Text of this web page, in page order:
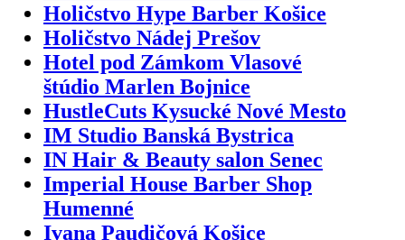
Holičstvo Hype Barber Košice
Holičstvo Nádej Prešov
Hotel pod Zámkom Vlasové
štúdio Marlen Bojnice
HustleCuts Kysucké Nové Mesto
IM Studio Banská Bystrica
IN Hair & Beauty salon Senec
Imperial House Barber Shop
Humenné
Ivana Paudičová Košice